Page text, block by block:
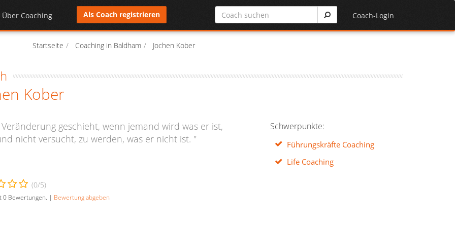
Über Coaching Coach-Login
Als Coach registrieren
Startseite Coaching in Baldham Jochen Kober
Kober
Veränderung geschieht, wenn jemand wird was er ist,
nicht versucht, zu werden, was er nicht ist. "
(0/5)
0Bewertungen. | Bewertung abgeben
Schwerpunkte:
Führungskräfte Coaching
Life Coaching